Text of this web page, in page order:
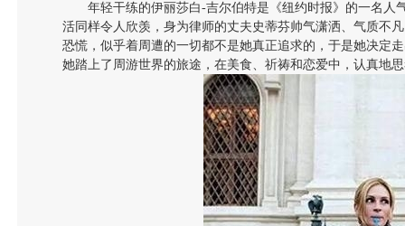
年轻干练的伊丽莎白-吉尔伯特是《纽约时报》的一名
活同样令人欣羡，身为律师的丈夫史蒂芬帅气潇洒、气质不
恐慌，似乎着周遭的一切都不是她真正追求的，于是她决定
她踏上了周游世界的旅途，在美食、祈祷和恋爱中，认真地